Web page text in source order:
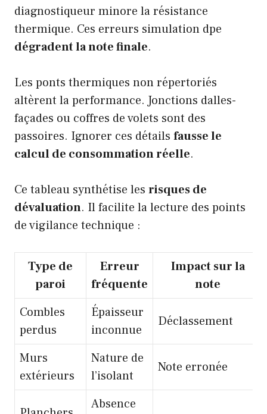
diagnostiqueur minore la résistance
thermique. Ces erreurs simulation dpe
dégradent la note finale.
Les ponts thermiques non répertoriés
altèrent la performance. Jonctions dalles-
façades ou coffres de volets sont des
passoires. Ignorer ces détails fausse le
calcul de consommation réelle.
Ce tableau synthétise les risques de
dévaluation. Il facilite la lecture des points
de vigilance technique :
Type de
paroi
Erreur
fréquente
Impact sur la
note
Combles
perdus
Épaisseur
inconnue
Déclassement
Murs
extérieurs
Nature de
l’isolant
Note erronée
Absence